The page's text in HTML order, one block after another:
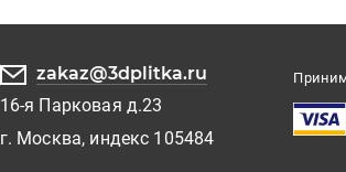
zakaz@3dplitka.ru
16-я Парковая д.23
г. Москва, индекс 105484